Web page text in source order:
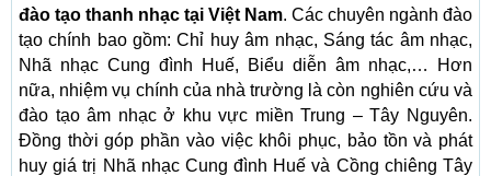
đào tạo thanh nhạc tại Việt Nam. Các chuyên ngành đào
tạo chính bao gồm: Chỉ huy âm nhạc, Sáng tác âm nhạc,
Nhã nhạc Cung đình Huế, Biểu diễn âm nhạc,… Hơn
nữa, nhiệm vụ chính của nhà trường là còn nghiên cứu và
đào tạo âm nhạc ở khu vực miền Trung – Tây Nguyên.
Đồng thời góp phần vào việc khôi phục, bảo tồn và phát
huy giá trị Nhã nhạc Cung đình Huế và Cồng chiêng Tây